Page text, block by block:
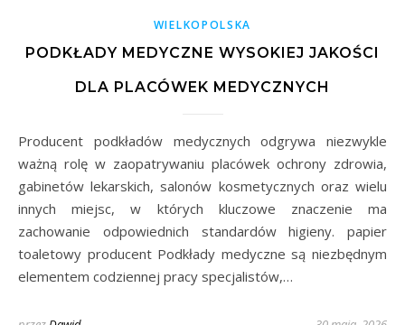
WIELKOPOLSKA
PODKŁADY MEDYCZNE WYSOKIEJ JAKOŚCI
DLA PLACÓWEK MEDYCZNYCH
Producent podkładów medycznych odgrywa niezwykle
ważną rolę w zaopatrywaniu placówek ochrony zdrowia,
gabinetów lekarskich, salonów kosmetycznych oraz wielu
innych miejsc, w których kluczowe znaczenie ma
zachowanie odpowiednich standardów higieny. papier
toaletowy producent Podkłady medyczne są niezbędnym
elementem codziennej pracy specjalistów,…